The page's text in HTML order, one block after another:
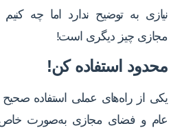
نیازی به توضیح ندارد اما چه
مجازی چیز دیگری است!
محدود استفاده کن!
یکی از راه‌های عملی استفاده
عام و فضای مجازی به‌صورت